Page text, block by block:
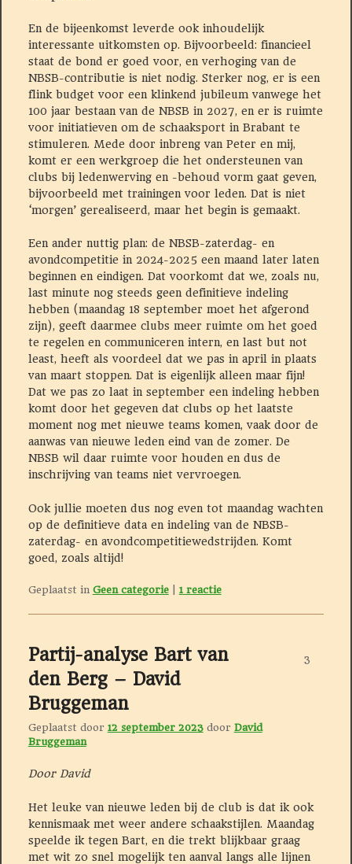
En de bijeenkomst leverde ook inhoudelijk
interessante uitkomsten op. Bijvoorbeeld: financieel
staat de bond er goed voor, en verhoging van de
NBSB-contributie is niet nodig. Sterker nog, er is een
flink budget voor een klinkend jubileum vanwege het
100 jaar bestaan van de NBSB in 2027, en er is ruimte
voor initiatieven om de schaaksport in Brabant te
stimuleren. Mede door inbreng van Peter en mij,
komt er een werkgroep die het ondersteunen van
clubs bij ledenwerving en -behoud vorm gaat geven,
bijvoorbeeld met trainingen voor leden. Dat is niet
‘morgen’ gerealiseerd, maar het begin is gemaakt.
Een ander nuttig plan: de NBSB-zaterdag- en
avondcompetitie in 2024-2025 een maand later laten
beginnen en eindigen. Dat voorkomt dat we, zoals nu,
last minute nog steeds geen definitieve indeling
hebben (maandag 18 september moet het afgerond
zijn), geeft daarmee clubs meer ruimte om het goed
te regelen en communiceren intern, en last but not
least, heeft als voordeel dat we pas in april in plaats
van maart stoppen. Dat is eigenlijk alleen maar fijn!
Dat we pas zo laat in september een indeling hebben
komt door het gegeven dat clubs op het laatste
moment nog met nieuwe teams komen, vaak door de
aanwas van nieuwe leden eind van de zomer. De
NBSB wil daar ruimte voor houden en dus de
inschrijving van teams niet vervroegen.
Ook jullie moeten dus nog even tot maandag wachten
op de definitieve data en indeling van de NBSB-
zaterdag- en avondcompetitiewedstrijden. Komt
goed, zoals altijd!
Geplaatst in Geen categorie 1reactie
Partij-analyse Bart van
den Berg – David
Bruggeman
Geplaatst door 12 september 2023 door David
Bruggeman
3
Door David
Het leuke van nieuwe leden bij de club is dat ik ook
kennismaak met weer andere schaakstijlen. Maandag
speelde ik tegen Bart, en die trekt blijkbaar graag
met wit zo snel mogelijk ten aanval langs alle lijnen